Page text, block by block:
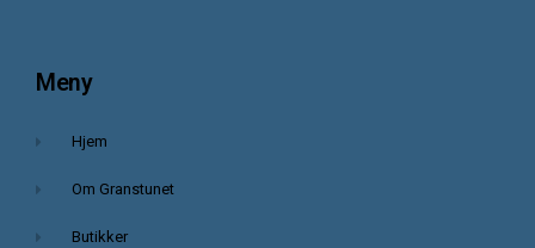
Meny
Hjem
Om Granstunet
Butikker